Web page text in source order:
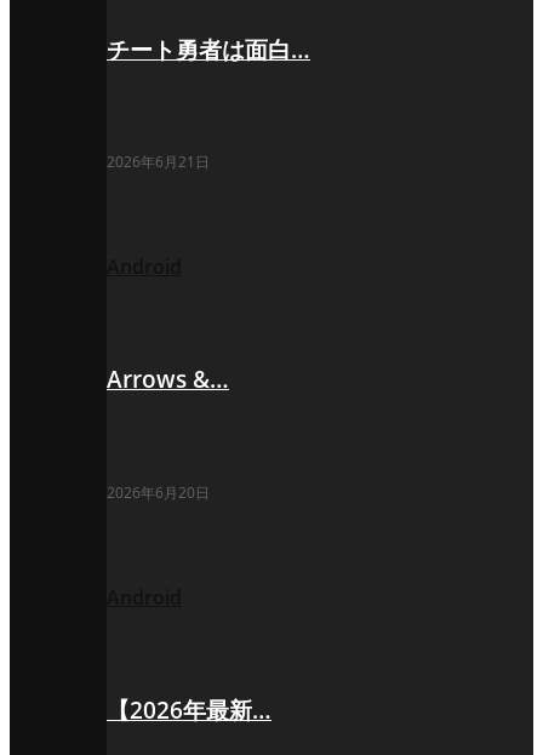
チート勇者は面白…
2026年6月21日
Arrows &…
2026年6月20日
【2026年最新…